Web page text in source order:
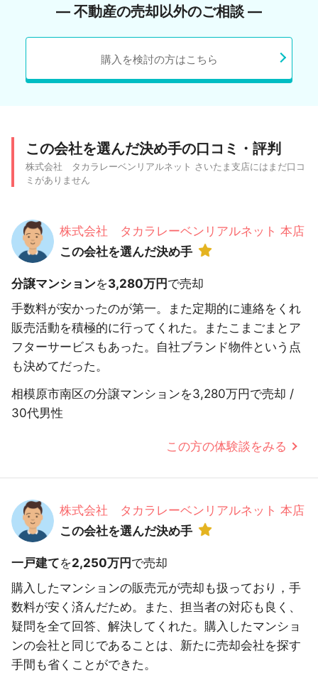
― 不動産の売却以外のご相談 ―
購入を検討の方はこちら
この会社を選んだ決め手の口コミ・評判
株式会社 タカラレーベンリアルネット さいたま支店にはまだ口コ
ミがありません
株式会社 タカラレーベンリアルネット 本店
この会社を選んだ決め手
分譲マンションを3,280万円で売却
手数料が安かったのが第一。また定期的に連絡をくれ
販売活動を積極的に行ってくれた。またこまごまとア
フターサービスもあった。自社ブランド物件という点
も決めてだった。
相模原市南区の分譲マンションを3,280万円で売却 /
30代男性
この方の体験談をみる
株式会社 タカラレーベンリアルネット 本店
この会社を選んだ決め手
一戸建てを2,250万円 で売却
購入したマンションの販売元が売却も扱っており，手
数料が安く済んだため。また、担当者の対応も良く、
疑問を全て回答、解決してくれた。購入したマンショ
ンの会社と同じであることは、新たに売却会社を探す
手間も省くことができた。